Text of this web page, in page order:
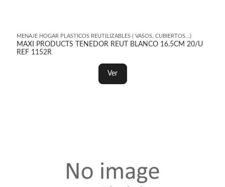
MENAJE HOGAR PLASTICOS REUTILIZABLES ( VASOS, CUBIERTOS...)
MAXI PRODUCTS TENEDOR REUT BLANCO 16.5CM 20/U
REF 1152R
Ver